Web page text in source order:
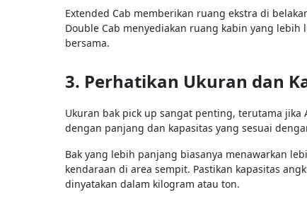
Extended Cab memberikan ruang ekstra di
Double Cab menyediakan ruang kabin yang
bersama.
3. Perhatikan Ukuran dan
Ukuran bak pick up sangat penting, terutama
dengan panjang dan kapasitas yang sesuai
Bak yang lebih panjang biasanya menawarkan
kendaraan di area sempit. Pastikan kapasitas
dinyatakan dalam kilogram atau ton.